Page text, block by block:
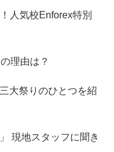
人気校Enforex特別
理由は？
大祭りのひとつを紹
現地スタッフに聞き